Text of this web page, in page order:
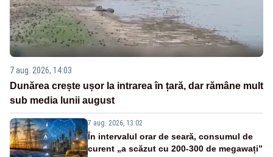
7 aug. 2026, 14:03
Dunărea crește ușor la intrarea în țară, dar rămâne mult
sub media lunii august
7 aug. 2026, 13:02
În intervalul orar de seară, consumul de
curent „a scăzut cu 200-300 de megawați”